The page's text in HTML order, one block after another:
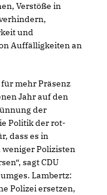
Verstöße in
und
Auffälligkeiten an
mehr Präsenz
Jahr auf den
der
Politik der rot-
dass es in
Polizisten
sagt CDU
Lambertz:
Polizei ersetzen,